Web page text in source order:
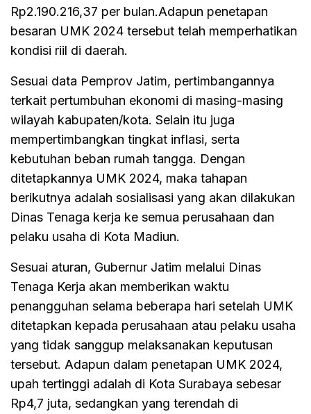
Rp2.190.216,37 per bulan.Adapun penetapan
besaran UMK 2024 tersebut telah memperhatikan
kondisi riil di daerah.
Sesuai data Pemprov Jatim, pertimbangannya
terkait pertumbuhan ekonomi di masing-masing
wilayah kabupaten/kota. Selain itu juga
mempertimbangkan tingkat inflasi, serta
kebutuhan beban rumah tangga. Dengan
ditetapkannya UMK 2024, maka tahapan
berikutnya adalah sosialisasi yang akan dilakukan
Dinas Tenaga kerja ke semua perusahaan dan
pelaku usaha di Kota Madiun.
Sesuai aturan, Gubernur Jatim melalui Dinas
Tenaga Kerja akan memberikan waktu
penangguhan selama beberapa hari setelah UMK
ditetapkan kepada perusahaan atau pelaku usaha
yang tidak sanggup melaksanakan keputusan
tersebut. Adapun dalam penetapan UMK 2024,
upah tertinggi adalah di Kota Surabaya sebesar
Rp4,7 juta, sedangkan yang terendah di